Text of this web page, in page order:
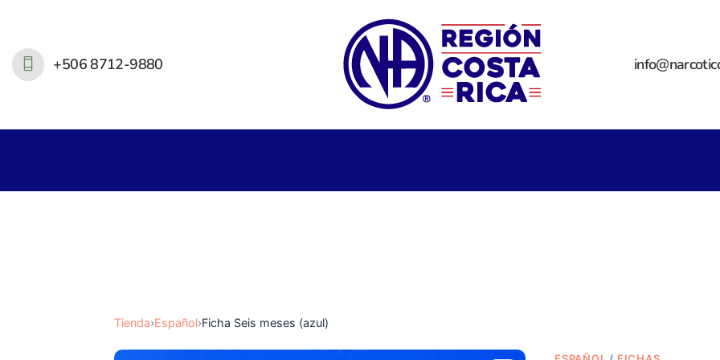
+506 8712-9880
Tienda›Español›Ficha Seis meses (azul)